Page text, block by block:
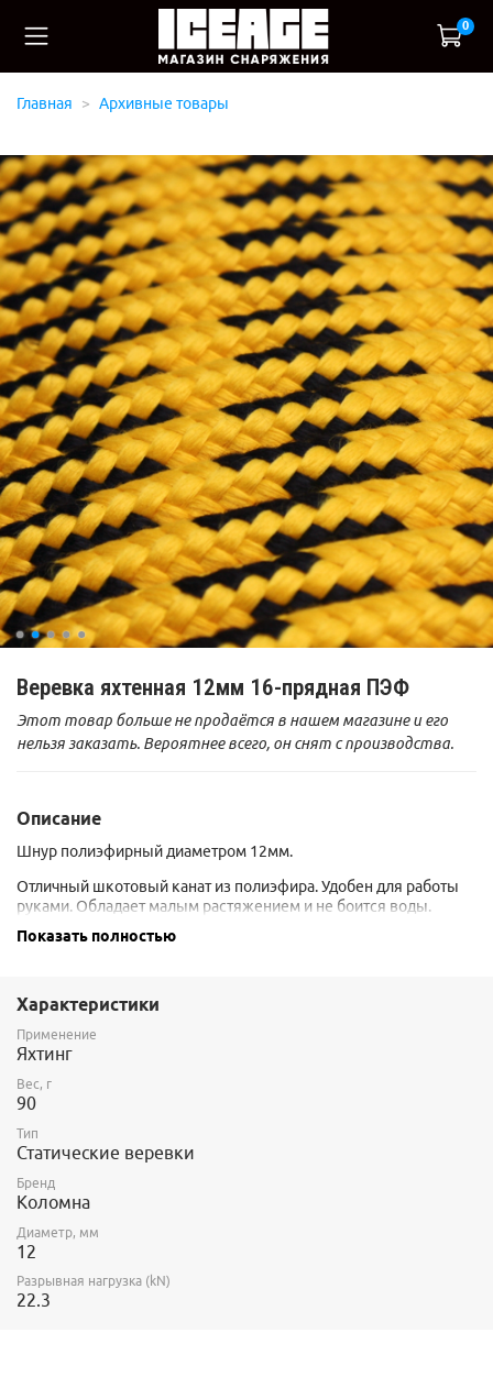
0
Главная Архивные товары
Веревка яхтенная 12мм 16-прядная ПЭФ
Этот товар больше не продаётся в нашем магазине и его
нельзя заказать. Вероятнее всего, он снят с производства.
Описание
Шнур полиэфирный диаметром 12мм.
Отличный шкотовый канат из полиэфира. Удобен для работы
руками. Обладает малым растяжением и не боится воды.
ТУ 8198-039-00461221-2006
Показать полностью
Характеристики
Применение
Яхтинг
Вес, г
90
Тип
Статические веревки
Бренд
Коломна
Диаметр, мм
12
Разрывная нагрузка (kN)
22.3